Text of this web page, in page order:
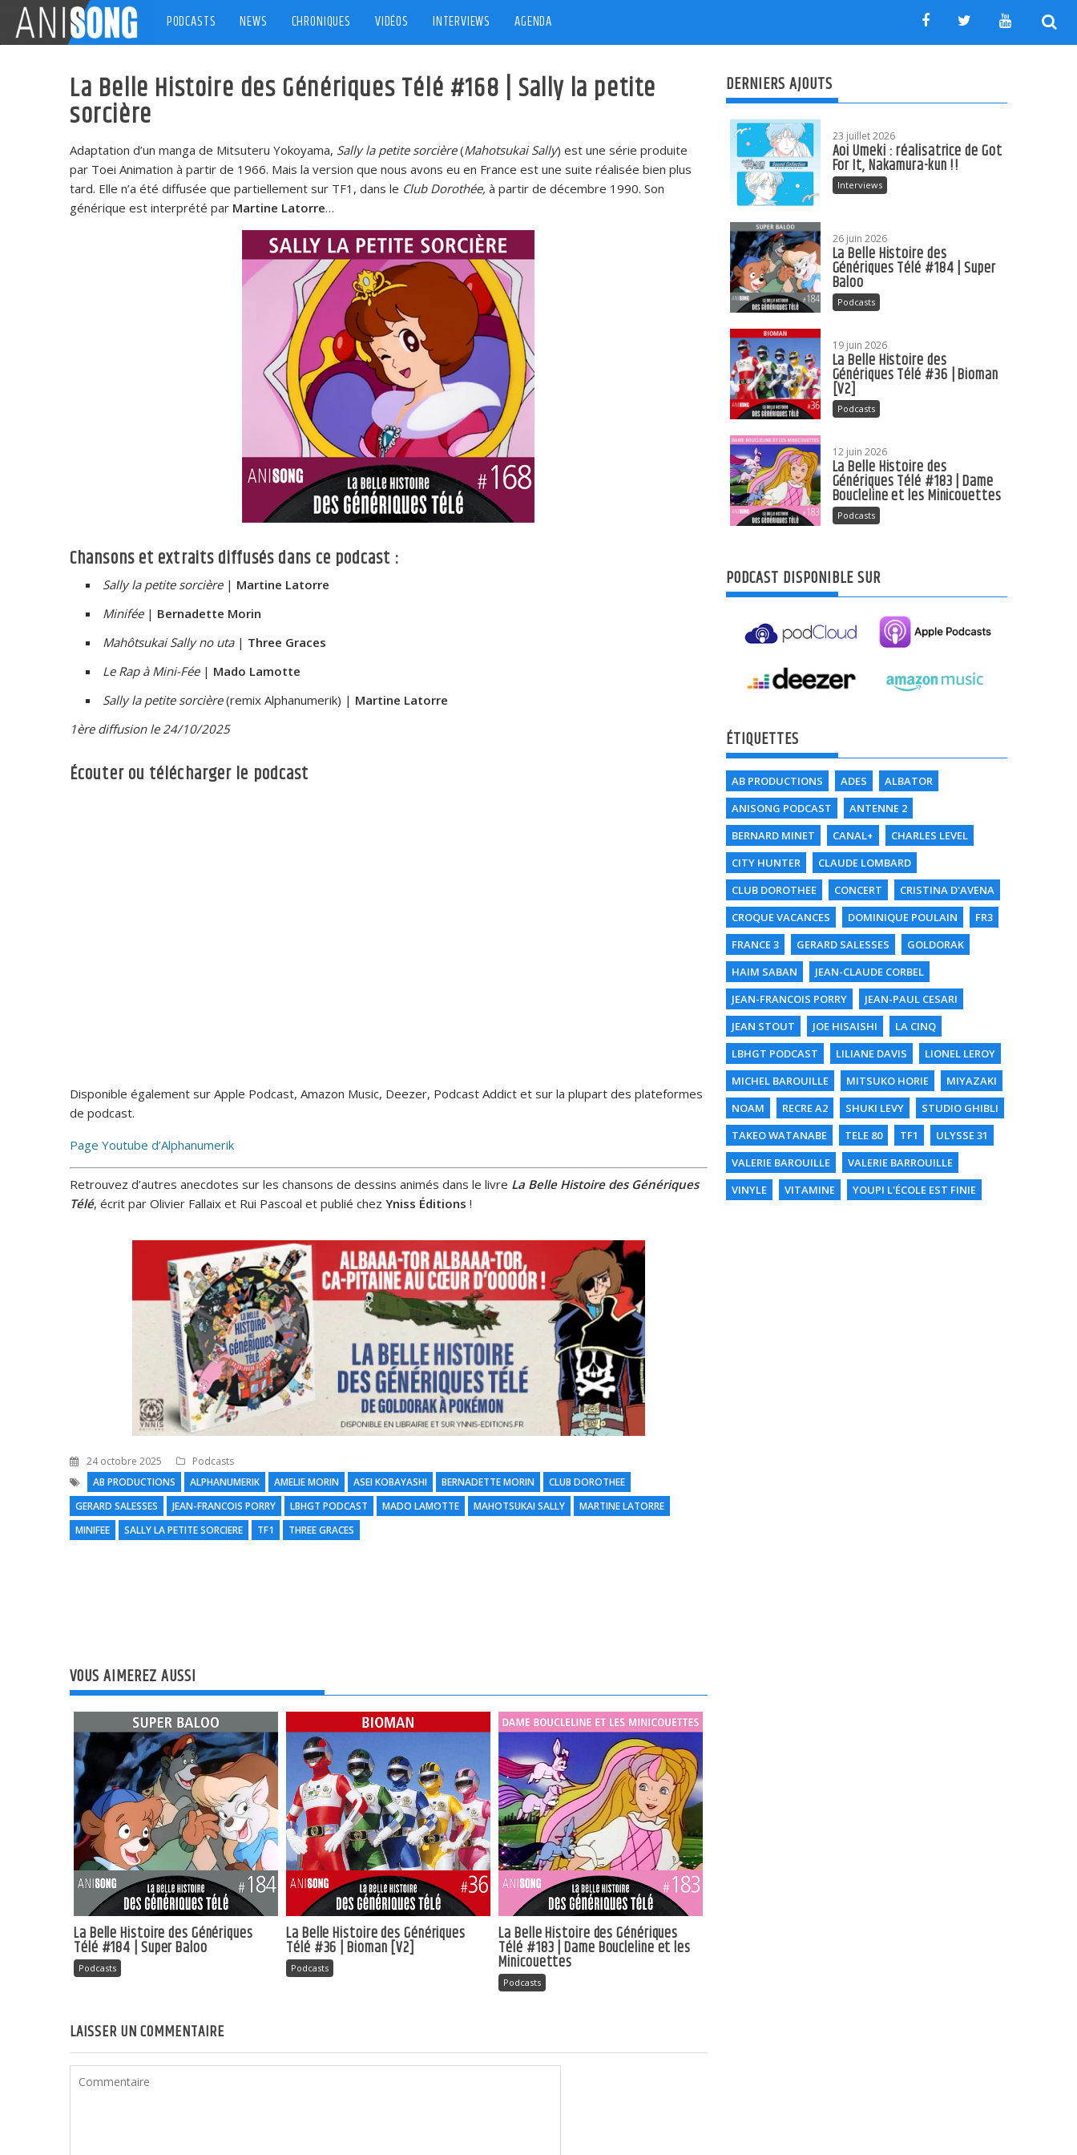
content
PODCASTS NEWS CHRONIQUES VIDÉOS INTERVIEWS AGENDA
La Belle Histoire des Génériques Télé #168 | Sally la petite
sorcière
Adaptation d’un manga de Mitsuteru Yokoyama, Sally la petite sorcière(Mahotsukai Sally) est une série produite
par Toei Animation à partir de 1966. Mais la version que nous avons eu en France est une suite réalisée bien plus
tard. Elle n’a été diffusée que partiellement sur TF1, dans le Club Dorothée, à partir de décembre 1990. Son
générique est interprété par Martine Latorre…
Chansons et extraits diffusés dans ce podcast :
Sally la petite sorcière| Martine Latorre
Minifée| Bernadette Morin
Mahôtsukai Sally no uta| Three Graces
Le Rap à Mini-Fée| Mado Lamotte
Sally la petite sorcière(remix Alphanumerik) | Martine Latorre
1ère diffusion le 24/10/2025
Écouter ou télécharger le podcast
Disponible également sur Apple Podcast, Amazon Music, Deezer, Podcast Addict et sur la plupart des plateformes
de podcast.
Page Youtube d’Alphanumerik
Retrouvez d’autres anecdotes sur les chansons de dessins animés dans le livre La Belle Histoire des Génériques
Télé, écrit par Olivier Fallaix et Rui Pascoal et publié chez Yniss Éditions !
24 octobre 2025
Podcasts
AB PRODUCTIONS
ALPHANUMERIK AMELIE MORIN ASEI KOBAYASHI BERNADETTE MORIN
CLUB DOROTHEE
GERARD SALESSES
JEAN-FRANCOIS PORRY LBHGT PODCAST MADO LAMOTTE MAHOTSUKAI SALLY
MARTINE LATORRE
MINIFEE
SALLY LA PETITE SORCIERE TF1 THREE GRACES
VOUS AIMEREZ AUSSI
La Belle Histoire des Génériques
Télé #184 | Super Baloo
Podcasts
La Belle Histoire des Génériques
Télé #36 | Bioman [V2]
Podcasts
La Belle Histoire des Génériques
Télé #183 | Dame Boucleline et les
Minicouettes
Podcasts
LAISSER UN COMMENTAIRE
DERNIERS AJOUTS
23 juillet 2026
Aoi Umeki : réalisatrice de Got
For It, Nakamura-kun !!
Interviews
26 juin 2026
La Belle Histoire des
Génériques Télé #184 | Super
Baloo
Podcasts
19 juin 2026
La Belle Histoire des
Génériques Télé #36 | Bioman
[V2]
Podcasts
12 juin 2026
La Belle Histoire des
Génériques Télé #183 | Dame
Boucleline et les Minicouettes
Podcasts
PODCAST DISPONIBLE SUR
ÉTIQUETTES
AB PRODUCTIONS ADES
ALBATOR
ANISONG PODCAST
ANTENNE 2
BERNARD MINET
CANAL+
CHARLES LEVEL
CITY HUNTER
CLAUDE LOMBARD
CLUB DOROTHEE
CONCERT
CRISTINA D'AVENA
CROQUE VACANCES
DOMINIQUE POULAIN
FR3
FRANCE 3
GERARD SALESSES
GOLDORAK
HAIM SABAN
JEAN-CLAUDE CORBEL
JEAN-FRANCOIS PORRY
JEAN-PAUL CESARI
JEAN STOUT
JOE HISAISHI
LA CINQ
LBHGT PODCAST
LILIANE DAVIS
LIONEL LEROY
MICHEL BAROUILLE
MITSUKO HORIE
MIYAZAKI
NOAM
RECRE A2 SHUKI LEVY
STUDIO GHIBLI
TAKEO WATANABE
TELE 80 TF1
ULYSSE 31
VALERIE BAROUILLE
VALERIE BARROUILLE
VINYLE
VITAMINE YOUPI L'ÉCOLE EST FINIE